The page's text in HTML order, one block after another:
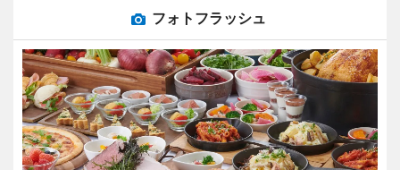
フォトフラッシュ